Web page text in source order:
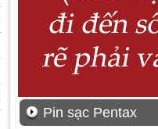
Pin sạc Pentax